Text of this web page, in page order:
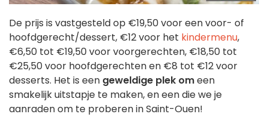
De prijs is vastgesteld op €19,50 voor een voor- of
hoofdgerecht/dessert, €12 voor het kindermenu,
€6,50 tot €19,50 voor voorgerechten, €18,50 tot
€25,50 voor hoofdgerechten en €8 tot €12 voor
desserts. Het is een geweldige plek omeen
smakelijk uitstapje te maken, en een die we je
aanraden om te proberen in Saint-Ouen!